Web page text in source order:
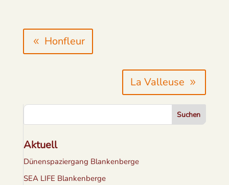
Honfleur
La Valleuse
Suchen
Aktuell
Dünenspaziergang Blankenberge
SEA LIFE Blankenberge